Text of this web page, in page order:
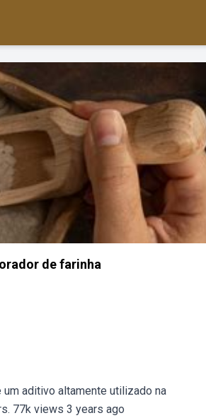
de farinha
aditivo altamente utilizado na
77k views 3 years ago